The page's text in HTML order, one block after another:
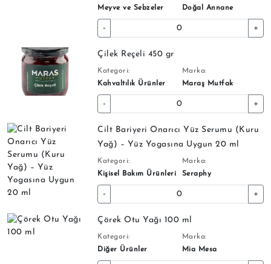
Meyve ve Sebzeler
Doğal Annane
- +
Çilek Reçeli 450 gr
Kategori:
Kahvaltılık Ürünler
Marka:
Maraş Mutfak
- +
Cilt Bariyeri Onarıcı Yüz Serumu (Kuru
Yağ) – Yüz Yogasına Uygun 20 ml
Kategori:
Kişisel Bakım Ürünleri
Marka:
Seraphy
- +
Çörek Otu Yağı 100 ml
Kategori:
Diğer Ürünler
Marka:
Mia Mesa